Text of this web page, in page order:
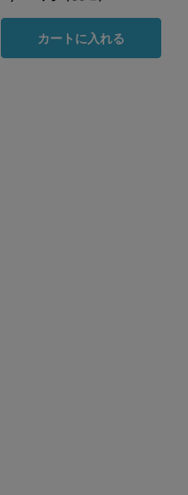
カートに入れる